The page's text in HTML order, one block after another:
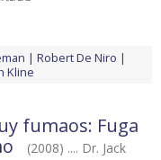
Robert De Niro
Kline
fumaos: Fuga
(2008) .... Dr. Jack